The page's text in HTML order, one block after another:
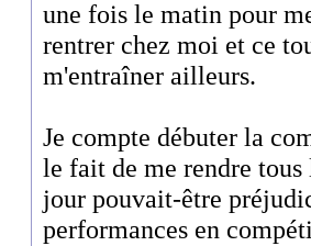
une fois le matin pour
rentrer chez moi et ce
m'entraîner ailleurs.
Je compte débuter la
le fait de me rendre
jour pouvait-être
performances en